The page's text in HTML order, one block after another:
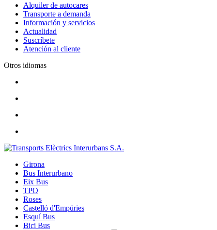
Alquiler de autocares
Transporte a demanda
Información y servicios
Actualidad
Suscríbete
Atención al cliente
Otros idiomas
Girona
Bus Interurbano
Eix Bus
TPO
Roses
Castelló d'Empúries
Esquí Bus
Bici Bus